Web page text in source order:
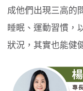
成他們出現三高的
睡眠、運動習慣，
狀況，其實也能健